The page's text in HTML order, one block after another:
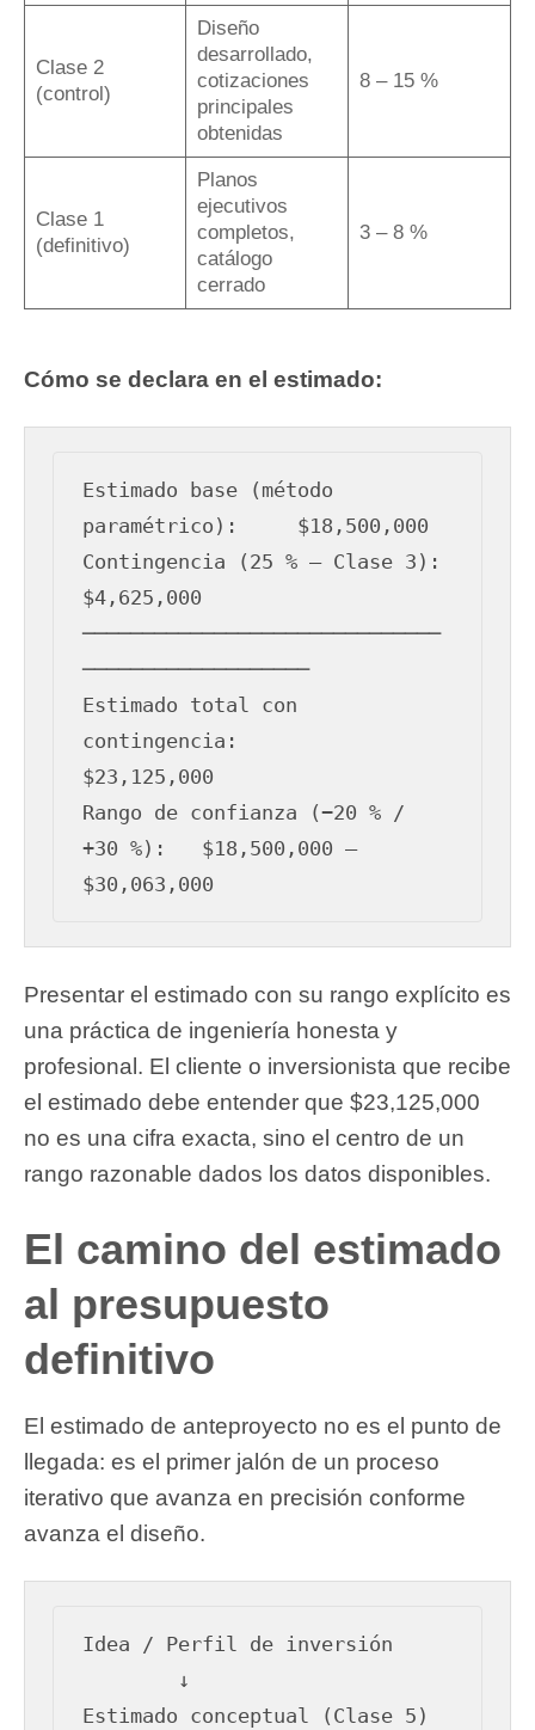
Clase 2
(control)
Diseño
desarrollado,
cotizaciones
principales
obtenidas
8 – 15 %
Clase 1
(definitivo)
Planos
ejecutivos
completos,
catálogo
cerrado
3 – 8 %
Cómo se declara en el estimado:
Estimado base (método
paramétrico):     $18,500,000
Contingencia (25 % — Clase 3):
$4,625,000
──────────────────────────────
───────────────────
Estimado total con
contingencia:
$23,125,000
Rango de confianza (−20 % /
+30 %):   $18,500,000 –
Presentar el estimado con su rango explícito es
una práctica de ingeniería honesta y
profesional. El cliente o inversionista que recibe
el estimado debe entender que $23,125,000
no es una cifra exacta, sino el centro de un
rango razonable dados los datos disponibles.
El camino del estimado
al presupuesto
definitivo
El estimado de anteproyecto no es el punto de
llegada: es el primer jalón de un proceso
iterativo que avanza en precisión conforme
avanza el diseño.
Idea / Perfil de inversión
Estimado conceptual (Clase 5)